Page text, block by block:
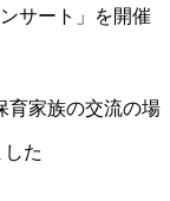
サート」を開催
育家族の交流の場
た